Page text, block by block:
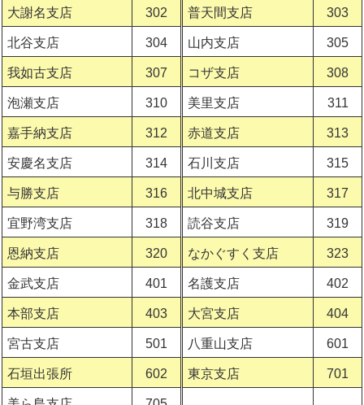
大謝名支店 302 普天間支店 303
北谷支店 304 山内支店 305
我如古支店 307 コザ支店 308
泡瀬支店 310 美里支店 311
嘉手納支店 312 赤道支店 313
安慶名支店 314 石川支店 315
与勝支店 316 北中城支店 317
宜野湾支店 318 読谷支店 319
恩納支店 320 なかぐすく支店 323
金武支店 401 名護支店 402
本部支店 403 大宮支店 404
宮古支店 501 八重山支店 601
石垣出張所 602 東京支店 701